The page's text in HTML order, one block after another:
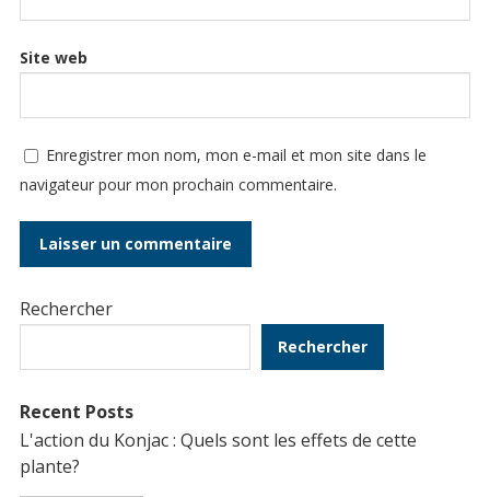
Site web
Enregistrer mon nom, mon e-mail et mon site dans le
navigateur pour mon prochain commentaire.
Rechercher
Rechercher
Recent Posts
L'action du Konjac : Quels sont les effets de cette
plante?